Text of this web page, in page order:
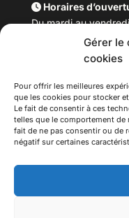
Gérer le
cookies
Pour offrir les meilleures
que les cookies pour stocker
Le fait de consentir à ces
telles que le comportement de
fait de ne pas consentir ou de
négatif sur certaines
Horaires
Du mardi au
Samedi 10h –17h
Fermeture lundi
Email :